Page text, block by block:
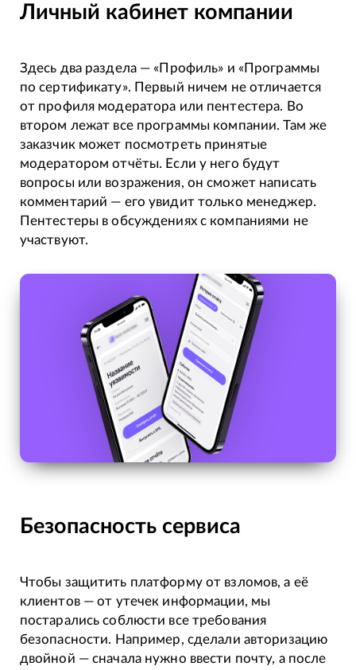
Личный кабинет компании
Здесь два раздела — «Профиль» и «Программы
по сертификату». Первый ничем не отличается
от профиля модератора или пентестера. Во
втором лежат все программы компании. Там же
заказчик может посмотреть принятые
модератором отчёты. Если у него будут
вопросы или возражения, он сможет написать
комментарий — его увидит только менеджер.
Пентестеры в обсуждениях с компаниями не
участвуют.
Безопасность сервиса
Чтобы защитить платформу от взломов, а её
клиентов — от утечек информации, мы
постарались соблюсти все требования
безопасности. Например, сделали авторизацию
двойной — сначала нужно ввести почту, а после